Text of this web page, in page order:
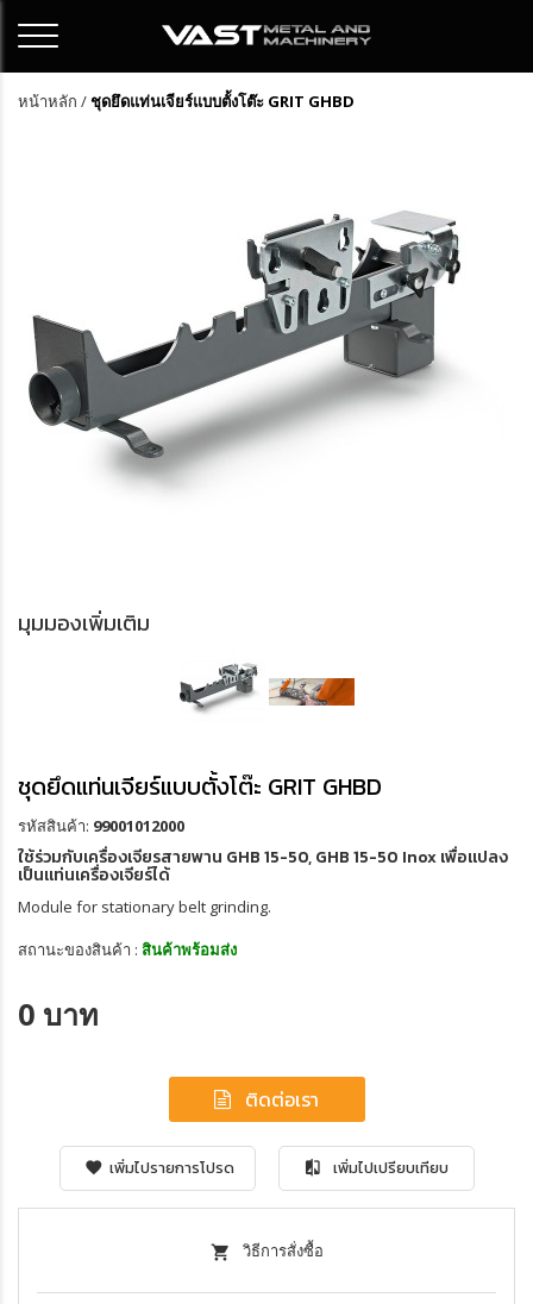
หน้าหลัก / ชุดยึดแท่นเจียร์แบบตั้งโต๊ะ GRIT GHBD
มุมมองเพิ่มเติม
ชุดยึดแท่นเจียร์แบบตั้งโต๊ะ GRIT GHBD
รหัสสินค้า: 99001012000
ใช้ร่วมกับเครื่องเจียรสายพาน GHB 15-50, GHB 15-50 Inox เพื่อแปลง
เป็นแท่นเครื่องเจียร์ได้
Module for stationary belt grinding.
สถานะของสินค้า : สินค้าพร้อมส่ง
0 บาท
ติดต่อเรา
เพิ่มไปรายการโปรด เพิ่มไปเปรียบเทียบ
วิธีการสั่งซื้อ